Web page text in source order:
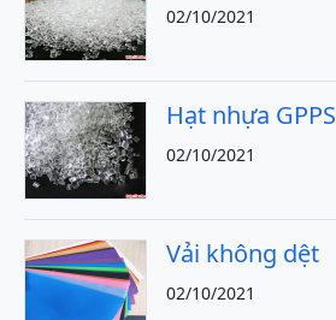
02/10/2021
Hạt nhựa GPPS
02/10/2021
Vải không dệt
02/10/2021